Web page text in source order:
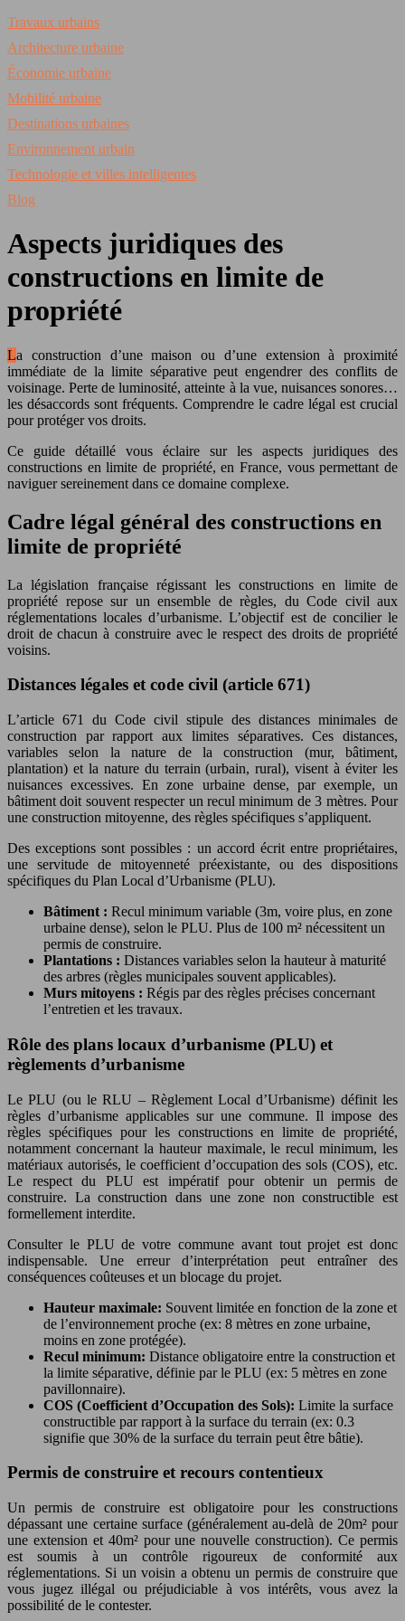
Travaux urbains
Architecture urbaine
Économie urbaine
Mobilité urbaine
Destinations urbaines
Environnement urbain
Technologie et villes intelligentes
Blog
Aspects juridiques des
constructions en limite de
propriété
La construction d’une maison ou d’une extension à proximité
immédiate de la limite séparative peut engendrer des conflits de
voisinage. Perte de luminosité, atteinte à la vue, nuisances sonores…
les désaccords sont fréquents. Comprendre le cadre légal est crucial
pour protéger vos droits.
Ce guide détaillé vous éclaire sur les aspects juridiques des
constructions en limite de propriété, en France, vous permettant de
naviguer sereinement dans ce domaine complexe.
Cadre légal général des constructions en
limite de propriété
La législation française régissant les constructions en limite de
propriété repose sur un ensemble de règles, du Code civil aux
réglementations locales d’urbanisme. L’objectif est de concilier le
droit de chacun à construire avec le respect des droits de propriété
voisins.
Distances légales et code civil (article 671)
L’article 671 du Code civil stipule des distances minimales de
construction par rapport aux limites séparatives. Ces distances,
variables selon la nature de la construction (mur, bâtiment,
plantation) et la nature du terrain (urbain, rural), visent à éviter les
nuisances excessives. En zone urbaine dense, par exemple, un
bâtiment doit souvent respecter un recul minimum de 3 mètres. Pour
une construction mitoyenne, des règles spécifiques s’appliquent.
Des exceptions sont possibles : un accord écrit entre propriétaires,
une servitude de mitoyenneté préexistante, ou des dispositions
spécifiques du Plan Local d’Urbanisme (PLU).
Bâtiment : Recul minimum variable (3m, voire plus, en zone
urbaine dense), selon le PLU. Plus de 100 m² nécessitent un
permis de construire.
Plantations : Distances variables selon la hauteur à maturité
des arbres (règles municipales souvent applicables).
Murs mitoyens : Régis par des règles précises concernant
l’entretien et les travaux.
Rôle des plans locaux d’urbanisme (PLU) et
règlements d’urbanisme
Le PLU (ou le RLU – Règlement Local d’Urbanisme) définit les
règles d’urbanisme applicables sur une commune. Il impose des
règles spécifiques pour les constructions en limite de propriété,
notamment concernant la hauteur maximale, le recul minimum, les
matériaux autorisés, le coefficient d’occupation des sols (COS), etc.
Le respect du PLU est impératif pour obtenir un permis de
construire. La construction dans une zone non constructible est
formellement interdite.
Consulter le PLU de votre commune avant tout projet est donc
indispensable. Une erreur d’interprétation peut entraîner des
conséquences coûteuses et un blocage du projet.
Hauteur maximale: Souvent limitée en fonction de la zone et
de l’environnement proche (ex: 8 mètres en zone urbaine,
moins en zone protégée).
Recul minimum: Distance obligatoire entre la construction et
la limite séparative, définie par le PLU (ex: 5 mètres en zone
pavillonnaire).
COS (Coefficient d’Occupation des Sols): Limite la surface
constructible par rapport à la surface du terrain (ex: 0.3
signifie que 30% de la surface du terrain peut être bâtie).
Permis de construire et recours contentieux
Un permis de construire est obligatoire pour les constructions
dépassant une certaine surface (généralement au-delà de 20m² pour
une extension et 40m² pour une nouvelle construction). Ce permis
est soumis à un contrôle rigoureux de conformité aux
réglementations. Si un voisin a obtenu un permis de construire que
vous jugez illégal ou préjudiciable à vos intérêts, vous avez la
possibilité de le contester.